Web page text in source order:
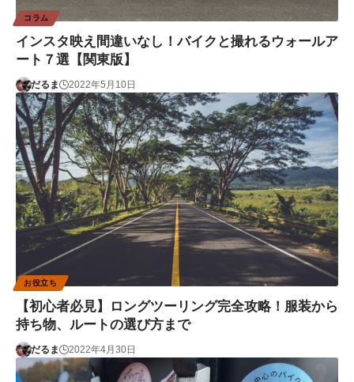
コラム
インスタ映え間違いなし！バイクと撮れるウォールア
ート７選【関東版】
だるま 2022年5月10日
お役立ち
【初心者必見】ロングツーリング完全攻略！服装から
持ち物、ルートの選び方まで
だるま 2022年4月30日